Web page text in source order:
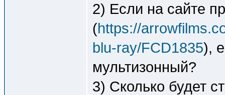
2) Если на сайте
(https://
blu-ray/FCD1835),
мультизонный?
3) Сколько будет